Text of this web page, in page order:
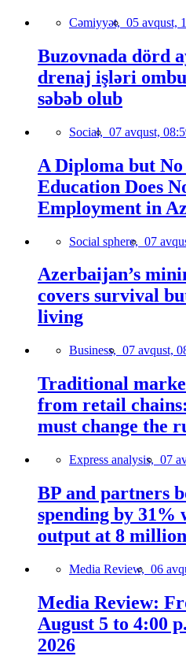
Cəmiyyət, 05 avqust,
Buzovnada dörd
drenaj işləri
səbəb olub
Social, 07 avqust,
A Diploma but
Education Does
Employment in
Social sphere, 07
Azerbaijan’s
covers survival
living
Business, 07 avqust,
Traditional
from retail
must change the
Express analysis, 07
BP and partners
spending by 31%
output at 8
Media Review, 06
Media Review:
August 5 to 4:00
2026